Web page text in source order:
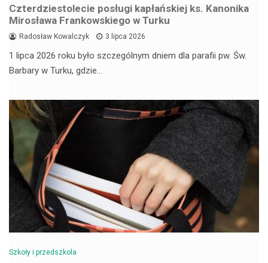
Czterdziestolecie posługi kapłańskiej ks. Kanonika
Mirosława Frankowskiego w Turku
Radosław Kowalczyk 3 lipca 2026
1 lipca 2026 roku było szczególnym dniem dla parafii pw. Św.
Barbary w Turku, gdzie…
Szkoły i przedszkola